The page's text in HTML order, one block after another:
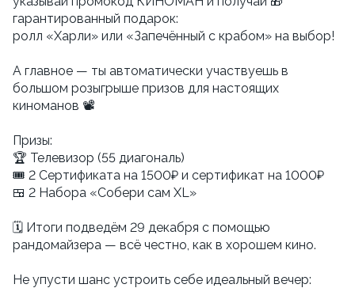
гарантированный подарок:
ролл «Харли» или «Запечённый с крабом» на выбор!
А главное — ты автоматически участвуешь в
большом розыгрыше призов для настоящих
киноманов 📽
Призы:
🏆 Телевизор (55 диагональ)
🎟 2 Сертификата на 1500₽ и сертификат на 1000₽
🍱 2 Набора «Собери сам XL»
🗓 Итоги подведём 29 декабря с помощью
рандомайзера — всё честно, как в хорошем кино.
Не упусти шанс устроить себе идеальный вечер: